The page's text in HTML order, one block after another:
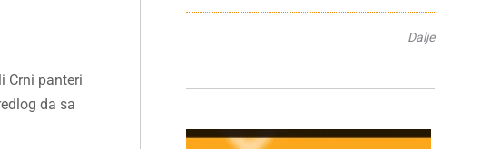
Crni panteri
da sa
Dalje